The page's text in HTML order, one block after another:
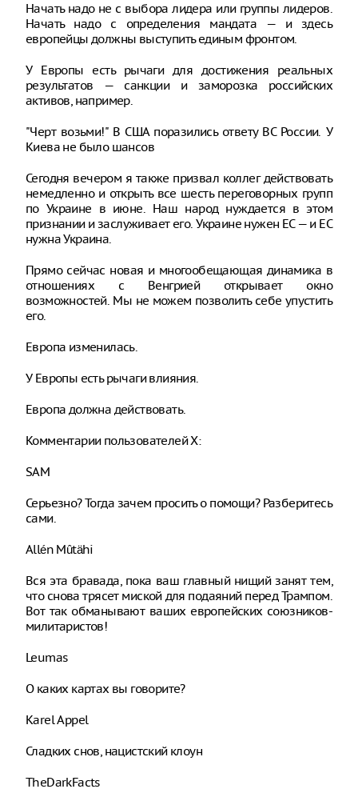
Начать надо не с выбора лидера или группы лидеров.
Начать надо с определения мандата — и здесь
европейцы должны выступить единым фронтом.
У Европы есть рычаги для достижения реальных
результатов — санкции и заморозка российских
активов, например.
"Черт возьми!" В США поразились ответу ВС России. У
Киева не было шансов
Сегодня вечером я также призвал коллег действовать
немедленно и открыть все шесть переговорных групп
по Украине в июне. Наш народ нуждается в этом
признании и заслуживает его. Украине нужен ЕС — и ЕС
нужна Украина.
Прямо сейчас новая и многообещающая динамика в
отношениях с Венгрией открывает окно
возможностей. Мы не можем позволить себе упустить
его.
Европа изменилась.
У Европы есть рычаги влияния.
Европа должна действовать.
Комментарии пользователей X:
SAM
Серьезно? Тогда зачем просить о помощи? Разберитесь
сами.
Allén Mûtähi
Вся эта бравада, пока ваш главный нищий занят тем,
что снова трясет миской для подаяний перед Трампом.
Вот так обманывают ваших европейских союзников-
милитаристов!
Leumas
О каких картах вы говорите?
Karel Appel
Сладких снов, нацистский клоун
TheDarkFacts